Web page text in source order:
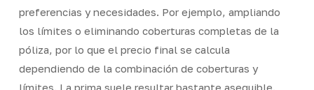
preferencias y necesidades. Por ejemplo, ampliando
los límites o eliminando coberturas completas de la
póliza, por lo que el precio final se calcula
dependiendo de la combinación de coberturas y
límites. La prima suele resultar bastante asequible.